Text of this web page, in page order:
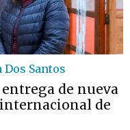
Santos
de nueva
de